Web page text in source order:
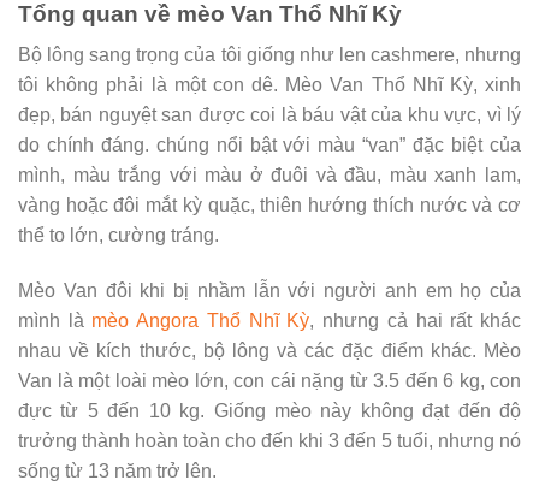
Tổng quan về mèo Van Thổ Nhĩ Kỳ
Bộ lông sang trọng của tôi giống như len cashmere, nhưng
tôi không phải là một con dê. Mèo Van Thổ Nhĩ Kỳ, xinh
đẹp, bán nguyệt san được coi là báu vật của khu vực, vì lý
do chính đáng. chúng nổi bật với màu “van” đặc biệt của
mình, màu trắng với màu ở đuôi và đầu, màu xanh lam,
vàng hoặc đôi mắt kỳ quặc, thiên hướng thích nước và cơ
thể to lớn, cường tráng.
Mèo Van đôi khi bị nhầm lẫn với người anh em họ của
mình là mèo Angora Thổ Nhĩ Kỳ, nhưng cả hai rất khác
nhau về kích thước, bộ lông và các đặc điểm khác. Mèo
Van là một loài mèo lớn, con cái nặng từ 3.5 đến 6 kg, con
đực từ 5 đến 10 kg. Giống mèo này không đạt đến độ
trưởng thành hoàn toàn cho đến khi 3 đến 5 tuổi, nhưng nó
sống từ 13 năm trở lên.